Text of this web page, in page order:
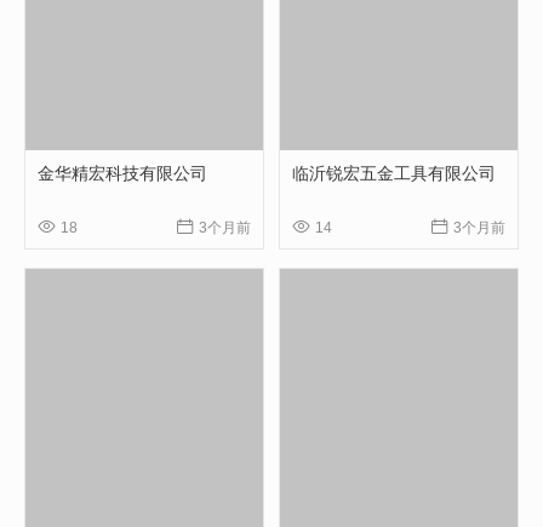
金华精宏科技有限公司
 18  3个月前
临沂锐宏五金工具有限公司
 14  3个月前